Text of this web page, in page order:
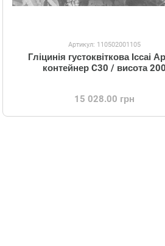
Артикул: 110502001105
Гліцинія густоквіткова Іссаі
контейнер C30 / висота 200
15 028.00 грн